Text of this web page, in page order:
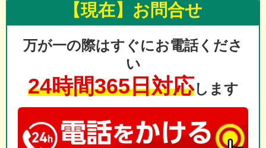
【現在】お問合せ
万が一の際はすぐにお電話くださ
い
24時間365日対応します